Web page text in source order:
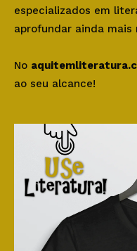
especializados em
aprofundar ainda mais
No
ao seu alcance!